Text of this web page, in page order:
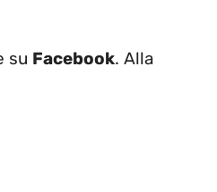
su Facebook. Alla